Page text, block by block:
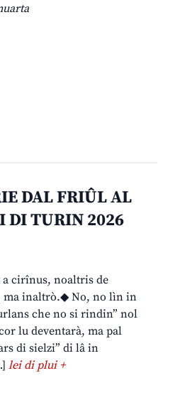
DAL FRIÛL AL
DI TURIN 2026
a cirînus, noaltris de
ma inaltrò.◆ No, no lìn in
che no si rindin” nol
lu deventarà, ma pal
di sielzi” di lâ in
lei di plui +